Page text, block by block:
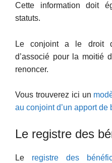
Cette information doit
statuts.
Le conjoint a le droit
d’associé pour la moitié
renoncer.
Vous trouverez ici un
au conjoint d’un apport de
Le registre des
Le registre des